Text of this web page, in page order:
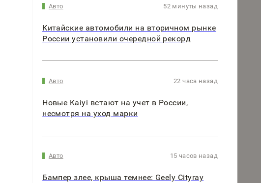
Авто 52 минуты назад
Китайские автомобили на вторичном рынке
России установили очередной рекорд
Авто 22 часа назад
Новые Kaiyi встают на учет в России,
несмотря на уход марки
Авто 15 часов назад
Бампер злее, крыша темнее: Geely Cityray